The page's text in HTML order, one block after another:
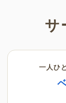
サ
一人ひ